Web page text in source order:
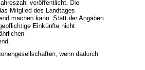
veröffentlicht. Die
Mitglied des Landtages
machen kann. Statt der Angaben
Einkünfte nicht
wenn dadurch